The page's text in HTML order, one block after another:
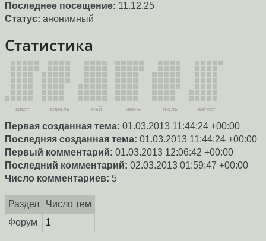
Последнее посещение: 11.12.25
Статус: анонимный
Статистика
март апрель май июнь июль август
Первая созданная тема: 01.03.2013 11:44:24 +00:00
Последняя созданная тема: 01.03.2013 11:44:24 +00:00
Первый комментарий: 01.03.2013 12:06:42 +00:00
Последний комментарий: 02.03.2013 01:59:47 +00:00
Число комментариев: 5
Раздел
Число тем
Форум
1